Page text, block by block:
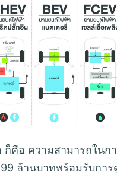
คือ ความสามารถในก
ล้านบาทพร้อมรับกา